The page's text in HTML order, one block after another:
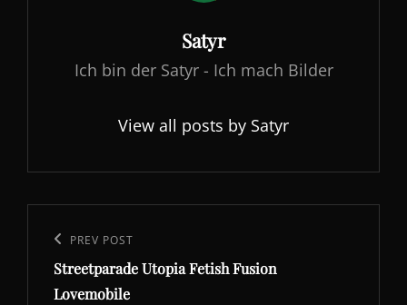
Author:
Satyr
Ich bin der Satyr - Ich mach Bilder
View all posts by Satyr
Previous
Post
PREV POST
Streetparade Utopia Fetish Fusion
Lovemobile